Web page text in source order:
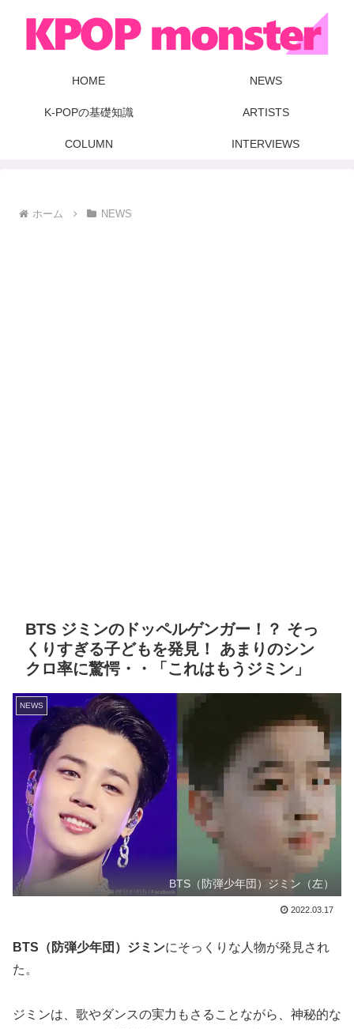
HOME NEWS
K-POPの基礎知識 ARTISTS
COLUMN INTERVIEWS
ホーム NEWS
BTS ジミンのドッペルゲンガー！？ そっ
くりすぎる子どもを発見！ あまりのシン
クロ率に驚愕・・「これはもうジミン」
NEWS
BTS（防弾少年団）ジミン（左）
2022.03.17
BTS（防弾少年団）ジミンにそっくりな人物が発見され
た。
ジミンは、歌やダンスの実力もさることながら、神秘的な